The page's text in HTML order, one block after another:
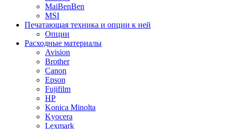
MaiBenBen
MSI
Печатающая техника и опции к ней
Опции
Расходные материалы
Avision
Brother
Canon
Epson
Fujifilm
HP
Konica Minolta
Kyocera
Lexmark